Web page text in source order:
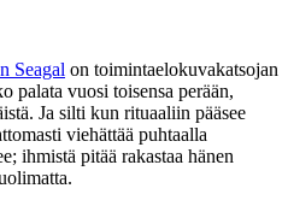
Seagal on toimintaelokuvakatsojan
palata vuosi toisensa perään,
Ja silti kun rituaaliin pääsee
viehättää puhtaalla
ihmistä pitää rakastaa hänen